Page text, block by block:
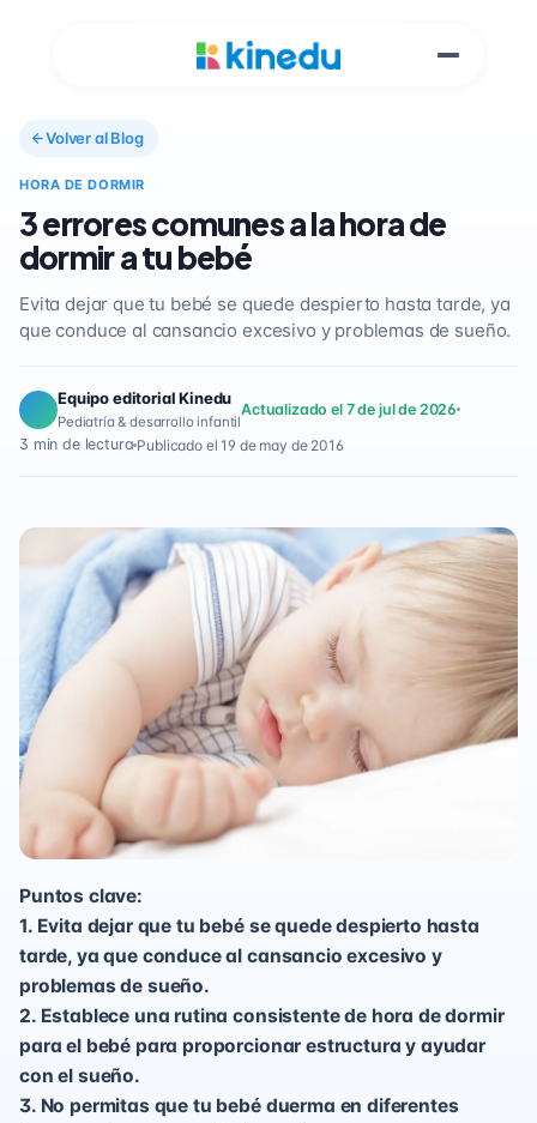
Volver al Blog
HORA DE DORMIR
3 errores comunes a la hora de
dormir a tu bebé
Evita dejar que tu bebé se quede despierto hasta tarde, ya
que conduce al cansancio excesivo y problemas de sueño.
Equipo editorial Kinedu
Pediatría & desarrollo infantil
Actualizado el 7 de jul de 2026
3 min de lectura Publicado el 19 de may de 2016
Puntos clave:
1. Evita dejar que tu bebé se quede despierto hasta
tarde, ya que conduce al cansancio excesivo y
problemas de sueño.
2. Establece una rutina consistente de hora de dormir
para el bebé para proporcionar estructura y ayudar
con el sueño.
3. No permitas que tu bebé duerma en diferentes